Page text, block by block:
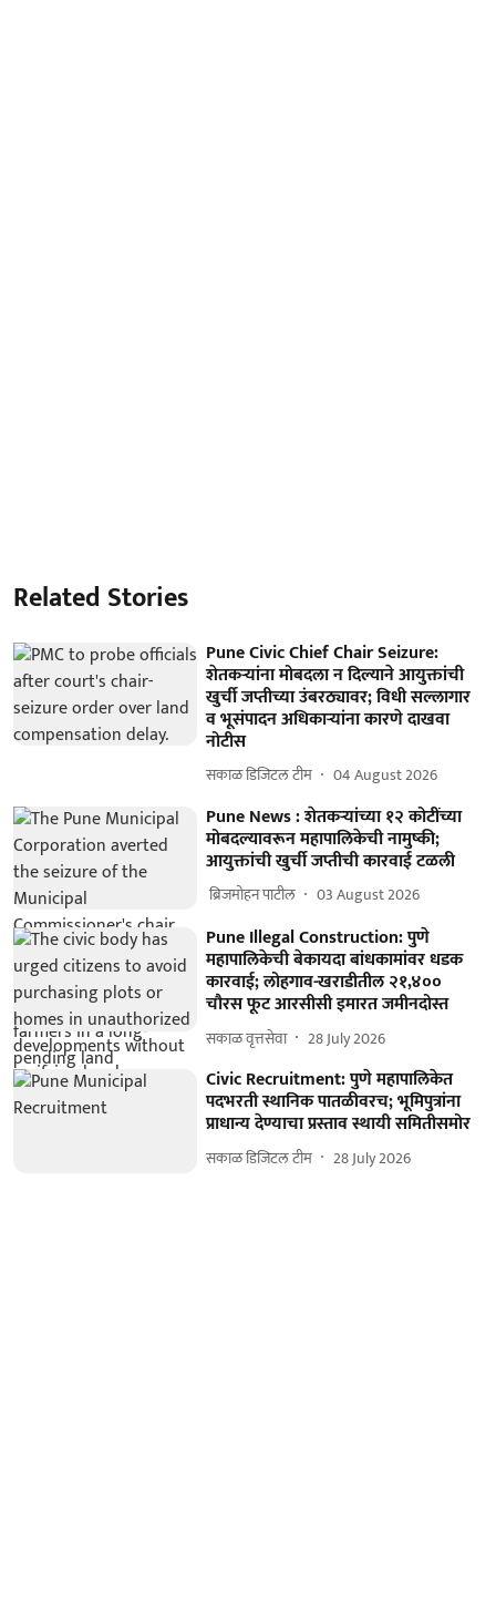
Related Stories
Pune Civic Chief Chair Seizure:
शेतकऱ्यांना मोबदला न दिल्याने आयुक्तांची
खुर्ची जप्तीच्या उंबरठ्यावर; विधी सल्लागार
व भूसंपादन अधिकाऱ्यांना कारणे दाखवा
नोटीस
सकाळ डिजिटल टीम 04 August 2026
Pune News : शेतकऱ्यांच्या १२ कोटींच्या
मोबदल्यावरून महापालिकेची नामुष्की;
आयुक्तांची खुर्ची जप्तीची कारवाई टळली
​ ब्रिजमोहन पाटील 03 August 2026
Pune Illegal Construction: पुणे
महापालिकेची बेकायदा बांधकामांवर धडक
कारवाई; लोहगाव-खराडीतील २१,४००
चौरस फूट आरसीसी इमारत जमीनदोस्त
सकाळ वृत्तसेवा 28 July 2026
Civic Recruitment: पुणे महापालिकेत
पदभरती स्थानिक पातळीवरच; भूमिपुत्रांना
प्राधान्य देण्याचा प्रस्ताव स्थायी समितीसमोर
सकाळ डिजिटल टीम 28 July 2026